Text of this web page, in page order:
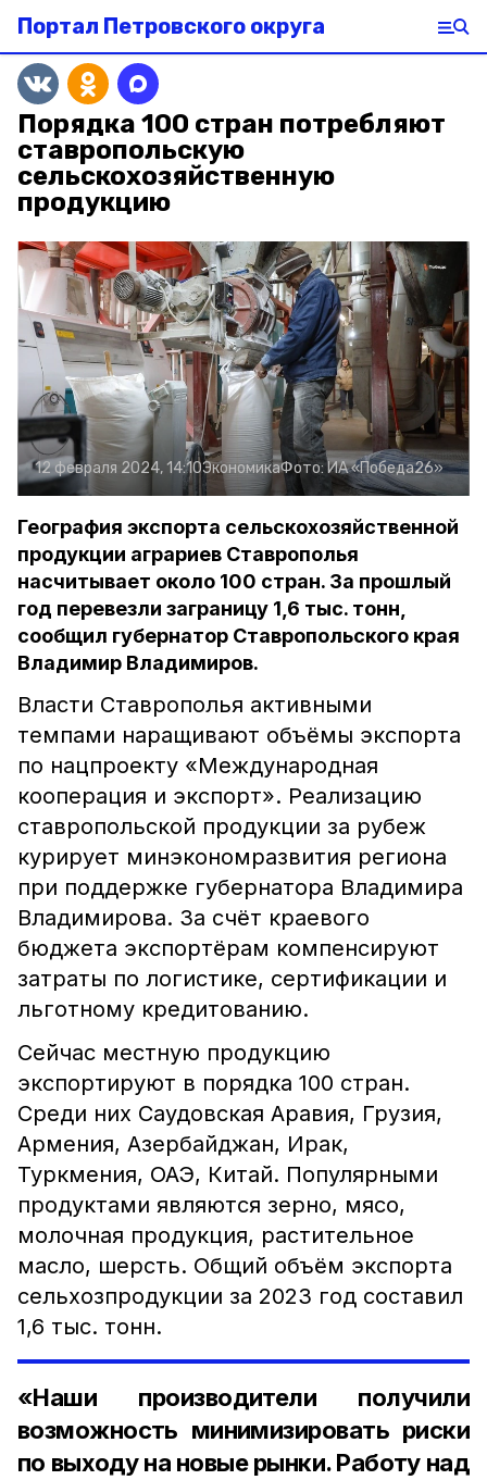
Портал Петровского округа
Порядка 100 стран потребляют
ставропольскую
сельскохозяйственную
продукцию
12 февраля 2024, 14:10ЭкономикаФото: ИА «Победа26»
География экспорта сельскохозяйственной
продукции аграриев Ставрополья
насчитывает около 100 стран. За прошлый
год перевезли заграницу 1,6 тыс. тонн,
сообщил губернатор Ставропольского края
Владимир Владимиров.
Власти Ставрополья активными
темпами наращивают объёмы экспорта
по нацпроекту «Международная
кооперация и экспорт». Реализацию
ставропольской продукции за рубеж
курирует минэкономразвития региона
при поддержке губернатора Владимира
Владимирова. За счёт краевого
бюджета экспортёрам компенсируют
затраты по логистике, сертификации и
льготному кредитованию.
Сейчас местную продукцию
экспортируют в порядка 100 стран.
Среди них Саудовская Аравия, Грузия,
Армения, Азербайджан, Ирак,
Туркмения, ОАЭ, Китай. Популярными
продуктами являются зерно, мясо,
молочная продукция, растительное
масло, шерсть. Общий объём экспорта
сельхозпродукции за 2023 год составил
1,6 тыс. тонн.
«Наши производители получили
возможность минимизировать риски
по выходу на новые рынки. Работу над